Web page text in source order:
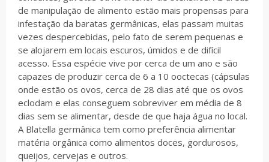
de manipulação de alimento estão mais propensas para
infestação da baratas germânicas, elas passam muitas
vezes despercebidas, pelo fato de serem pequenas e
se alojarem em locais escuros, úmidos e de difícil
acesso. Essa espécie vive por cerca de um ano e são
capazes de produzir cerca de 6 a 10 ooctecas (cápsulas
onde estão os ovos, cerca de 28 dias até que os ovos
eclodam e elas conseguem sobreviver em média de 8
dias sem se alimentar, desde de que haja água no local.
A Blatella germânica tem como preferência alimentar
matéria orgânica como alimentos doces, gordurosos,
queijos, cervejas e outros.